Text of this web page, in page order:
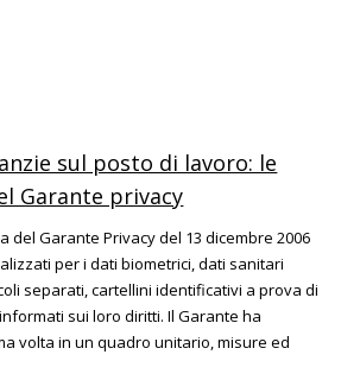
sul posto di lavoro: le
Garante privacy
del Garante Privacy del 13 dicembre 2006
per i dati biometrici, dati sanitari
separati, cartellini identificativi a prova di
sui loro diritti. Il Garante ha
volta in un quadro unitario, misure ed